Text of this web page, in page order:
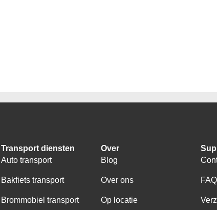
Transport diensten
Auto transport
Bakfiets transport
Brommobiel transport
Over
Blog
Over ons
Op locatie
FAQ